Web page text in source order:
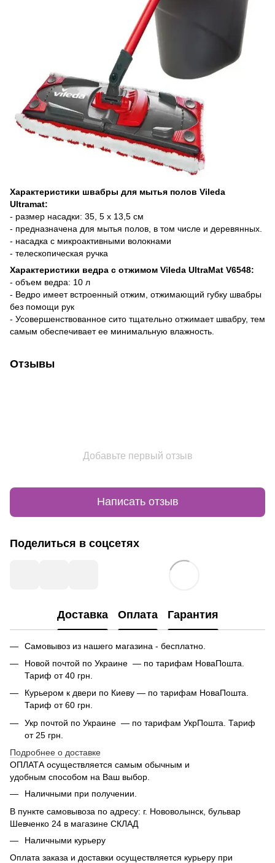
Характеристики швабры для мытья полов Vileda
Ultramat:
- размер насадки: 35, 5 х 13,5 см
- предназначена для мытья полов, в том числе и деревянных.
- насадка с микроактивными волокнами
- телескопическая ручка
Характеристики ведра с отжимом Vileda UltraMat V6548:
- объем ведра: 10 л
- Ведро имеет встроенный отжим, отжимающий губку швабры
без помощи рук
- Усовершенствованное сито тщательно отжимает швабру, тем
самым обеспечивает ее минимальную влажность.
Отзывы
Добавьте первый отзыв
Написать отзыв
Поделиться в соцсетях
Доставка Оплата Гарантия
Самовывоз из нашего магазина - бесплатно.
Новой почтой по Украине — по тарифам НоваПошта.
Тариф от 40 грн.
Курьером к двери по Киеву — по тарифам НоваПошта.
Тариф от 60 грн.
Укр почтой по Украине — по тарифам УкрПошта. Тариф
от 25 грн.
Подробнее о доставке
ОПЛАТА осуществляется самым обычным и
удобным способом на Ваш выбор.
Наличными при получении.
В пункте самовывоза по адресу: г. Нововолынск, бульвар
Шевченко 24 в магазине СКЛАД
Наличными курьеру
Оплата заказа и доставки осуществляется курьеру при